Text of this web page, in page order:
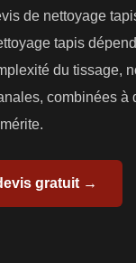
de nettoyage
tapis
du tissage,
combinées
gratuit →